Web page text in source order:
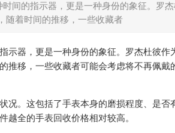
间的指示器，更是一种身份的象征。罗
随着时间的推移，一些收藏者
示器，更是一种身份的象征。罗杰杜彼
推移，一些收藏者可能会考虑将不再佩
况。这包括了手表本身的磨损程度、是否
越全的手表回收价格相对较高。